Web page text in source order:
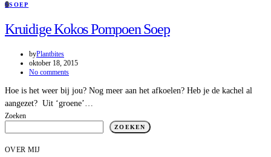
SSOEP
Kruidige Kokos Pompoen Soep
byPlantbites
oktober 18, 2015
No comments
Hoe is het weer bij jou? Nog meer aan het afkoelen? Heb je de kachel al
aangezet? Uit ‘groene’…
Zoeken
ZOEKEN
OVER MIJ